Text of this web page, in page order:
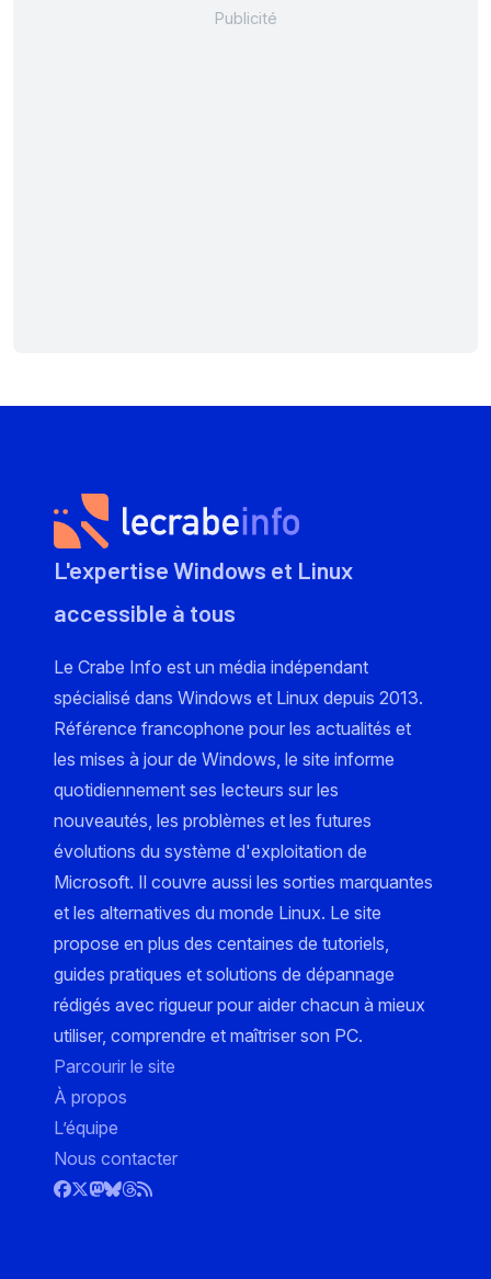
L'expertise Windows et Linux
accessible à tous
Le Crabe Info est un média indépendant
spécialisé dans Windows et Linux depuis 2013.
Référence francophone pour les actualités et
les mises à jour de Windows, le site informe
quotidiennement ses lecteurs sur les
nouveautés, les problèmes et les futures
évolutions du système d'exploitation de
Microsoft. Il couvre aussi les sorties marquantes
et les alternatives du monde Linux. Le site
propose en plus des centaines de tutoriels,
guides pratiques et solutions de dépannage
rédigés avec rigueur pour aider chacun à mieux
utiliser, comprendre et maîtriser son PC.
Parcourir le site
À propos
L’équipe
Nous contacter